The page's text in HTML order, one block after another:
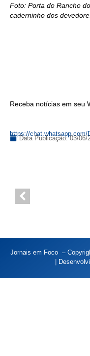
Foto: Porta do Rancho
caderninho dos
Receba notícias em seu
https://
Data Publicação:03/06/
Jornais em Foco –
|